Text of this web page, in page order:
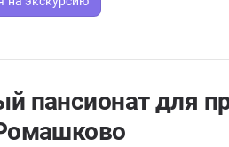
пансионат для